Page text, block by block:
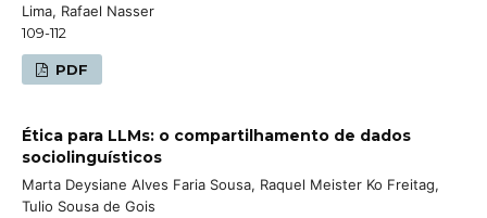
Lima, Rafael Nasser
109-112
PDF
Ética para LLMs: o compartilhamento de dados
sociolinguísticos
Marta Deysiane Alves Faria Sousa, Raquel Meister Ko Freitag,
Tulio Sousa de Gois